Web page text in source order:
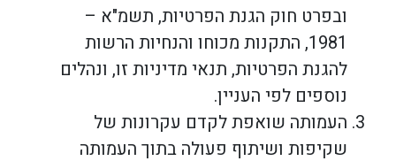
ובפרט חוק הגנת הפרטיות, תשמ"א –
1981, התקנות מכוחו והנחיות הרשות
להגנת הפרטיות, תנאי מדיניות זו, ונהלים
נוספים לפי העניין.
העמותה שואפת לקדם עקרונות של
שקיפות ושיתוף פעולה בתוך העמותה